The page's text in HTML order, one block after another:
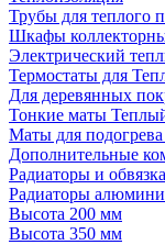
Трубы для теплого
Шкафы
Электрический
Термостаты для
Для деревянных
Тонкие маты
Маты для подогрева
Дополнительные
Радиаторы и обвязка
Радиаторы
Высота 200 мм
Высота 350 мм